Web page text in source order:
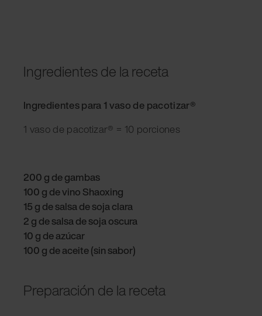
Ingredientes de la receta
Ingredientes para 1 vaso de pacotizar®
1 vaso de pacotizar® = 10 porciones
200 g de gambas
100 g de vino Shaoxing
15 g de salsa de soja clara
2 g de salsa de soja oscura
10 g de azúcar
100 g de aceite (sin sabor)
Preparación de la receta